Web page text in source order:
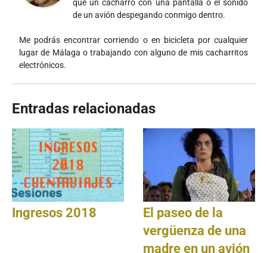
que un cacharro con una pantalla o el sonido
de un avión despegando conmigo dentro.
Me podrás encontrar corriendo o en bicicleta por cualquier
lugar de Málaga o trabajando con alguno de mis cacharritos
electrónicos.
Entradas relacionadas
Ingresos 2018
El paseo de la
vergüenza de una
madre en un avión